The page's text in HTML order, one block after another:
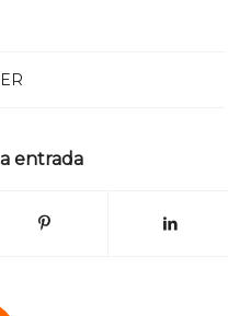
entrada